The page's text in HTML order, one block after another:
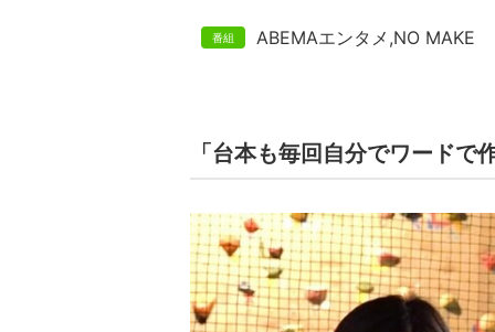
ABEMAエンタメ ,NO MAKE
「台本も毎回自分でワードで